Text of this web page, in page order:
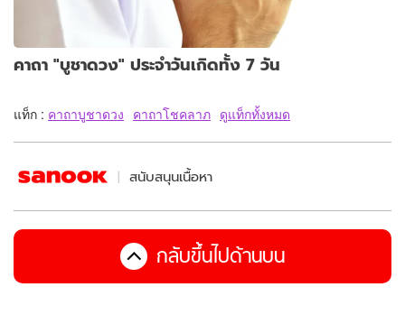
คาถา "บูชาดวง" ประจำวันเกิดทั้ง 7 วัน
แท็ก : คาถาบูชาดวง คาถาโชคลาภ ดูแท็กทั้งหมด
สนับสนุนเนื้อหา
กลับขึ้นไปด้านบน